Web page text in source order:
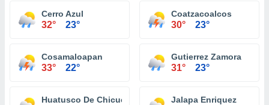
Cerro Azul
32° 23°
Coatzacoalcos
30° 23°
Cosamaloapan
33° 22°
Gutierrez Zamora
31° 23°
Huatusco De Chicuellar Jalapa Enriquez